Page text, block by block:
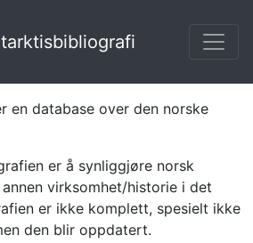
en database over den norske
er å synliggjøre norsk
virksomhet/historie i det
er ikke komplett, spesielt ikke
den blir oppdatert.